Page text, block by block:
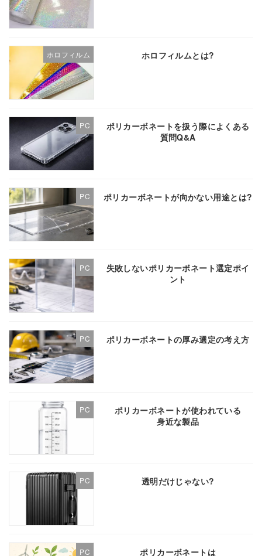
ホロフィルム ホロフィルムとは?
PC
ポリカーボネートを扱う際によくある
質問Q&A
PC ポリカーボネートが向かない用途とは?
PC
失敗しないポリカーボネート選定ポイ
ント
PC ポリカーボネートの厚み選定の考え方
PC
ポリカーボネートが使われている
身近な製品
PC 透明だけじゃない?
PC ポリカーボネートは